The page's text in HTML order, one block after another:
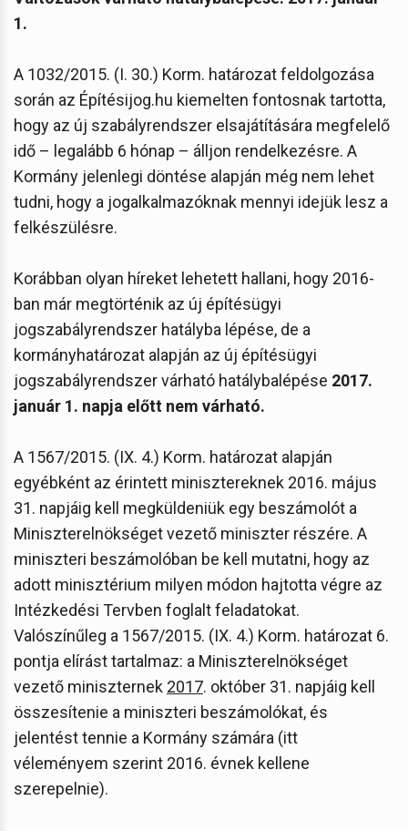
1.
A 1032/2015. (I. 30.) Korm. határozat feldolgozása
során az Építésijog.hu kiemelten fontosnak tartotta,
hogy az új szabályrendszer elsajátítására megfelelő
idő – legalább 6 hónap – álljon rendelkezésre. A
Kormány jelenlegi döntése alapján még nem lehet
tudni, hogy a jogalkalmazóknak mennyi idejük lesz a
felkészülésre.
Korábban olyan híreket lehetett hallani, hogy 2016-
ban már megtörténik az új építésügyi
jogszabályrendszer hatályba lépése, de a
kormányhatározat alapján az új építésügyi
jogszabályrendszer várható hatálybalépése 2017.
január 1. napja előtt nem várható.
A 1567/2015. (IX. 4.) Korm. határozat alapján
egyébként az érintett minisztereknek 2016. május
31. napjáig kell megküldeniük egy beszámolót a
Miniszterelnökséget vezető miniszter részére. A
miniszteri beszámolóban be kell mutatni, hogy az
adott minisztérium milyen módon hajtotta végre az
Intézkedési Tervben foglalt feladatokat.
Valószínűleg a 1567/2015. (IX. 4.) Korm. határozat 6.
pontja elírást tartalmaz: a Miniszterelnökséget
vezető miniszternek 2017. október 31. napjáig kell
összesítenie a miniszteri beszámolókat, és
jelentést tennie a Kormány számára (itt
véleményem szerint 2016. évnek kellene
szerepelnie).